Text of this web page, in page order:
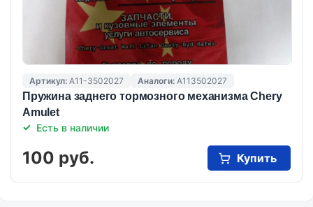
Артикул: A11-3502027 Аналоги: A113502027
Пружина заднего тормозного механизма Chery
Amulet
Есть в наличии
100 руб. Купить